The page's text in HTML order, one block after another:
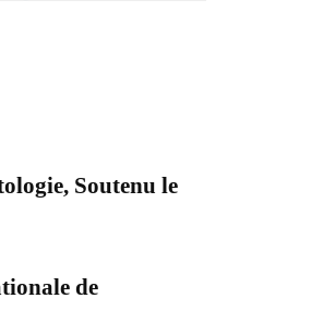
Soutenu le
de